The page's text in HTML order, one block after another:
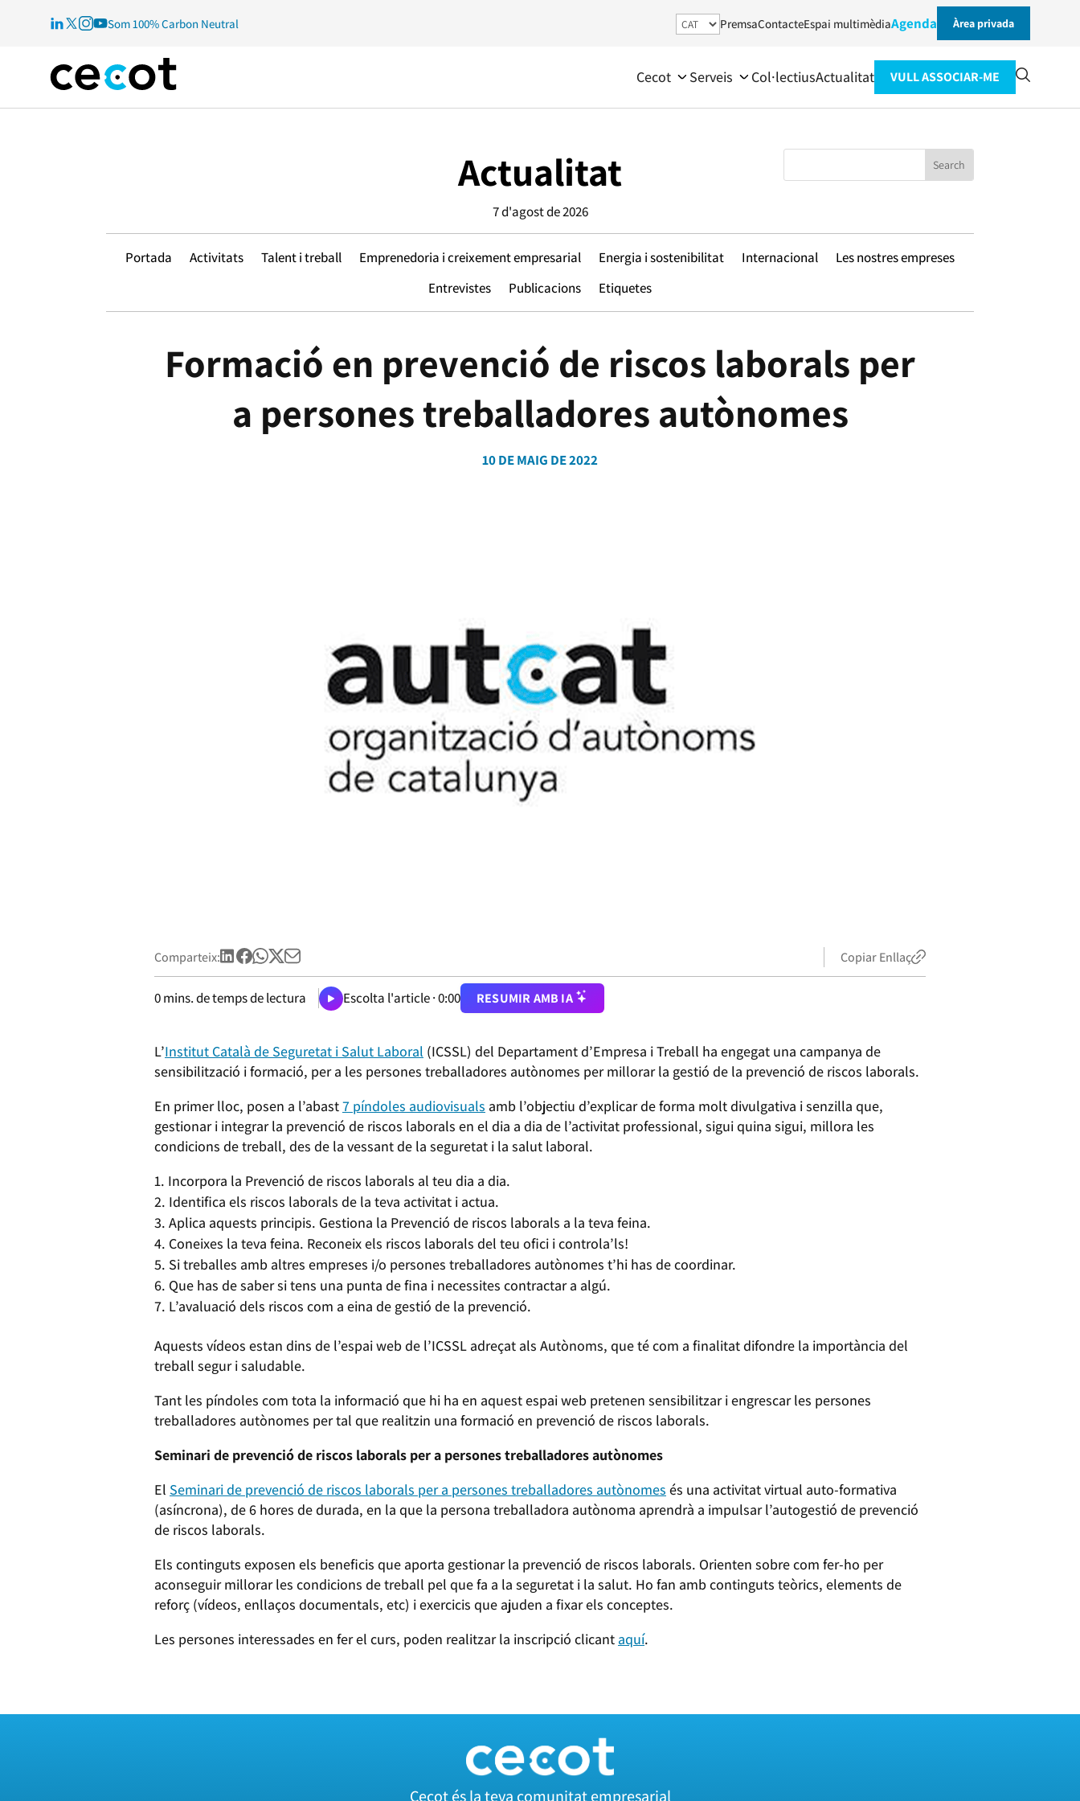
Som 100% Carbon Neutral PremsaContacteEspai multimèdiaAgenda Àrea privada
Cecot Serveis Col·lectiusActualitat VULL ASSOCIAR-ME
Actualitat
7 d'agost de 2026
Portada Activitats Talent i treball Emprenedoria i creixement empresarial Energia i sostenibilitat Internacional
Les nostres empreses
Entrevistes
Publicacions Etiquetes
Formació en prevenció de riscos laborals per
a persones treballadores autònomes
10 DE MAIG DE 2022
Comparteix: Copiar Enllaç
0mins. de temps de lectura Escolta l'article ·0:00 RESUMIR AMB IA
L’Institut Català de Seguretat i Salut Laboral (ICSSL) del Departament d’Empresa i Treball ha engegat una campanya de
sensibilització i formació, per a les persones treballadores autònomes per millorar la gestió de la prevenció de riscos laborals.
En primer lloc, posen a l’abast7 píndoles audiovisuals amb l’objectiu d’explicar de forma molt divulgativa i senzilla que,
gestionar i integrar la prevenció de riscos laborals en el dia a dia de l’activitat professional, sigui quina sigui, millora les
condicions de treball, des de la vessant de la seguretat i la salut laboral.
Incorpora la Prevenció de riscos laborals al teu dia a dia.
Identifica els riscos laborals de la teva activitat i actua.
Aplica aquests principis. Gestiona la Prevenció de riscos laborals a la teva feina.
Coneixes la teva feina. Reconeix els riscos laborals del teu ofici i controla’ls!
Si treballes amb altres empreses i/o persones treballadores autònomes t’hi has de coordinar.
Que has de saber si tens una punta de fina i necessites contractar a algú.
L’avaluació dels riscos com a eina de gestió de la prevenció.
Aquests vídeos estan dins de l’espai web de l’ICSSL adreçat als Autònoms, que té com a finalitat difondre la importància del
treball segur i saludable.
Tant les píndoles com tota la informació que hi ha en aquest espai web pretenen sensibilitzar i engrescar les persones
treballadores autònomes per tal que realitzin una formació en prevenció de riscos laborals.
Seminari de prevenció de riscos laborals per a persones treballadores autònomes
El Seminari de prevenció de riscos laborals per a persones treballadores autònomes és una activitat virtual auto-formativa
(asíncrona), de 6 hores de durada, en la que la persona treballadora autònoma aprendrà a impulsar l’autogestió de prevenció
de riscos laborals.
Els continguts exposen els beneficis que aporta gestionar la prevenció de riscos laborals. Orienten sobre com fer-ho per
aconseguir millorar les condicions de treball pel que fa a la seguretat i la salut. Ho fan amb continguts teòrics, elements de
reforç (vídeos, enllaços documentals, etc) i exercicis que ajuden a fixar els conceptes.
Les persones interessades en fer el curs, poden realitzar la inscripció clicant aquí.
Cecot és la teva comunitat empresarial